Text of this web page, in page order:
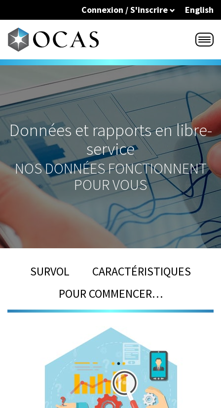
Skip to main content English
Connexion / S'inscrire
Données et rapports en libre-
service
NOS DONNÉES FONCTIONNENT
POUR VOUS
SURVOL
CARACTÉRISTIQUES
POUR COMMENCER…